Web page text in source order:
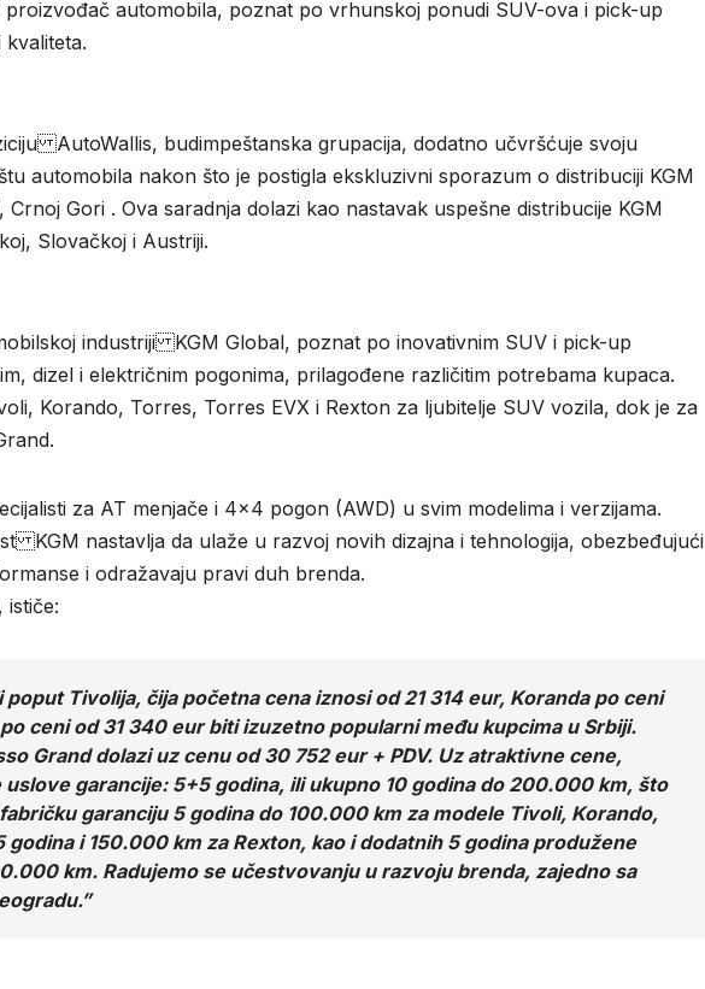
proizvođač automobila, poznat po vrhunskoj ponudi SUV-ova i pick-up
AutoWallis, budimpeštanska grupacija, dodatno učvršćuje svoju
automobila nakon što je postigla ekskluzivni sporazum o distribuciji KGM
Gori . Ova saradnja dolazi kao nastavak uspešne distribucije KGM
Slovačkoj i Austriji.
industriji KGM Global, poznat po inovativnim SUV i pick-up
dizel i električnim pogonima, prilagođene različitim potrebama kupaca.
Korando, Torres, Torres EVX i Rexton za ljubitelje SUV vozila, dok je za
za AT menjače i 4×4 pogon (AWD) u svim modelima i verzijama.
KGM nastavlja da ulaže u razvoj novih dizajna i tehnologija, obezbeđujući
i odražavaju pravi duh brenda.
, ističe:
Tivolija, čija početna cena iznosi od 21 314 eur, Koranda po ceni
ceni od 31 340 eur biti izuzetno popularni među kupcima u Srbiji.
Grand dolazi uz cenu od 30 752 eur + PDV. Uz atraktivne cene,
garancije: 5+5 godina, ili ukupno 10 godina do 200.000 km, što
garanciju 5 godina do 100.000 km za modele Tivoli, Korando,
godina i 150.000 km za Rexton, kao i dodatnih 5 godina produžene
km. Radujemo se učestvovanju u razvoju brenda, zajedno sa